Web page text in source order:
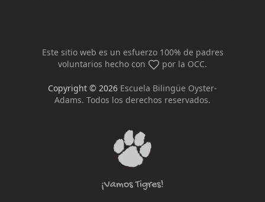
Este sitio web es un esfuerzo 100% de padres
voluntarios hecho con
por la OCC.
Copyright © 2026 Escuela Bilingüe Oyster-
Adams. Todos los derechos reservados.
¡Vamos Tigres!